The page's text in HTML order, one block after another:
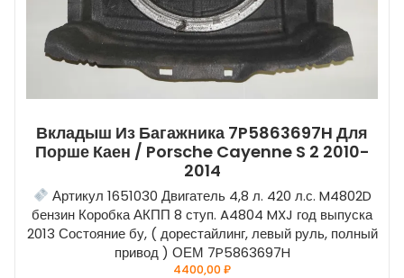
Вкладыш Из Багажника 7P5863697H Для
Порше Каен / Porsche Cayenne S 2 2010-
2014
Артикул 1651030 Двигатель 4,8 л. 420 л.с. M4802D
бензин Коробка АКПП 8 ступ. A4804 MXJ год выпуска
2013 Состояние бу, ( дорестайлинг, левый руль, полный
привод ) ОЕМ 7P5863697H
4400,00₽